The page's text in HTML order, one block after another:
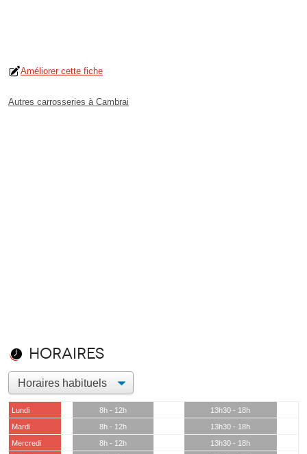
Améliorer cette fiche
Autres carrosseries à Cambrai
Horaires
Lundi 8h - 12h
13h30 - 18h
Mardi
8h - 12h
13h30 - 18h
Mercredi
8h - 12h
13h30 - 18h